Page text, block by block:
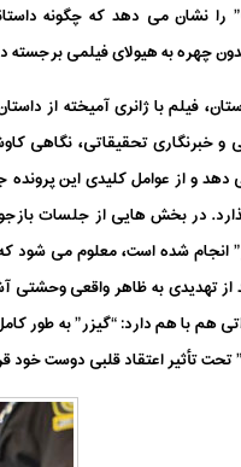
را نشان می دهد که چگونه
چهره به هیولای فیلمی
و خبرنگاری تحقیقاتی، نگاهی
دهد و از عوامل کلیدی این
در بخش هایی از جلسات
انجام شده است، معلوم می شود
از تهدیدی به ظاهر واقعی وحشتی
هم با هم دارد: “گیزر” به طور
تحت تأثیر اعتقاد قلبی دوست خود